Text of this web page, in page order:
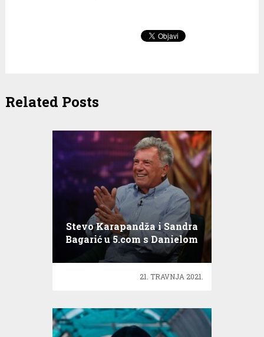
Related Posts
Stevo Karapandža i Sandra
Bagarić u 5.com s Danielom
21. TRAVNJA 2021.